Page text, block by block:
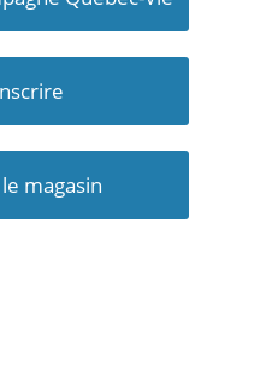
magasin